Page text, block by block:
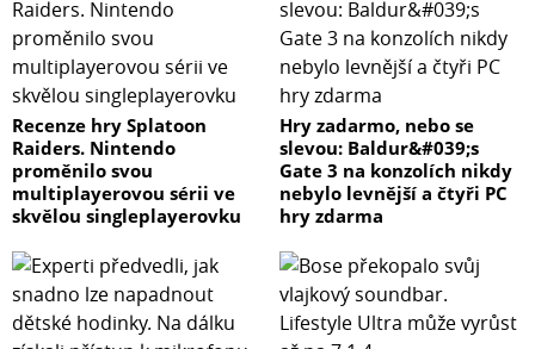
Recenze hry Splatoon
Raiders. Nintendo
proměnilo svou
multiplayerovou sérii ve
skvělou singleplayerovku
Hry zadarmo, nebo se
slevou: Baldur&#039;s
Gate 3 na konzolích nikdy
nebylo levnější a čtyři PC
hry zdarma